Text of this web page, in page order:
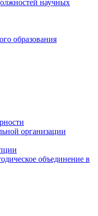
научных
образования
организации
объединение в